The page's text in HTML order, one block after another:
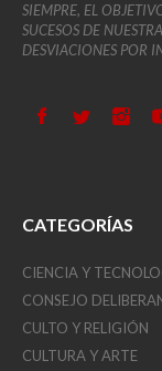
SIEMPRE, EL
SUCESOS DE
DESVIACIONES POR
CATEGORÍAS
CIENCIA Y
CONSEJO
CULTO Y RELIGIÓN
CULTURA Y ARTE